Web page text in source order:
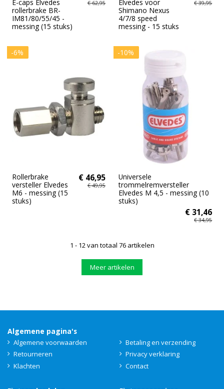
E-caps Elvedes
rollerbrake BR-
IM81/80/55/45 -
messing (15 stuks)
€ 62,95
Elvedes voor
Shimano Nexus
4/7/8 speed
messing - 15 stuks
€ 39,95
-6%
Rollerbrake
versteller Elvedes
M6 - messing (15
stuks)
€ 46,95
€ 49,95
-10%
Universele
trommelremversteller
Elvedes M 4,5 - messing (10
stuks)
€ 31,46
€ 34,95
1 - 12 van totaal 76 artikelen
Meer artikelen
Algemene pagina's
Algemene voorwaarden
Betaling en verzending
Retourneren
Privacy verklaring
Klachten
Contact